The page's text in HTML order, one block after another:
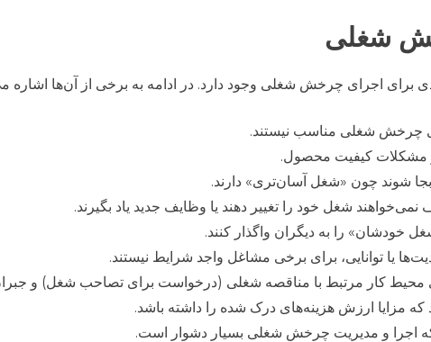
شغلی
برای اجرای چرخش شغلی وجود دارد. در ادامه به برخی از آن‌ها اشاره
چرخش شغلی مناسب نیستند.
مشکلات کیفیت محصول.
شوند چون «شغل آسان‌تری» دارند.
نمی‌خواهند شغل خود را تغییر دهند یا وظایف جدید یاد بگیرند.
خودشان» را به دیگران واگذار کنند.
یا توانایی، برای برخی مشاغل واجد شرایط نیستند.
محیط کار مرتبط با مناقصه شغلی (درخواست برای تصاحب شغل) و
که مزایا ارزش هزینه‌های درک شده را داشته باشد.
اجرا و مدیریت چرخش شغلی بسیار دشوار است.